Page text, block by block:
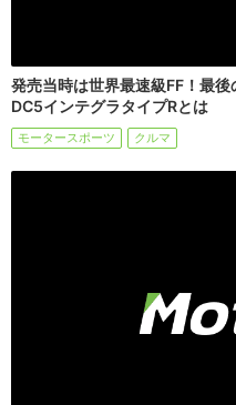
発売当時は世界最速級FF！最
DC5インテグラタイプRとは
モータースポーツ クルマ